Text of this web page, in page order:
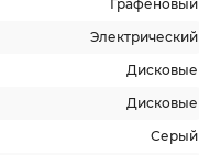
Графеновый
Электрический
Дисковые
Дисковые
Серый